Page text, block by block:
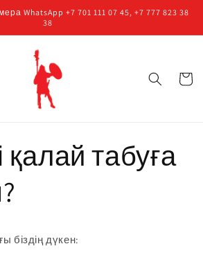
WhatsApp +7 701 111 07 45, +7 777 823 38
38
қалай табуға
біздің дүкен: